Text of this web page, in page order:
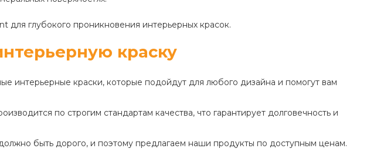
для глубокого проникновения интерьерных красок.
краску
интерьерные краски, которые подойдут для любого дизайна и помогут вам
по строгим стандартам качества, что гарантирует долговечность и
быть дорого, и поэтому предлагаем наши продукты по доступным ценам.